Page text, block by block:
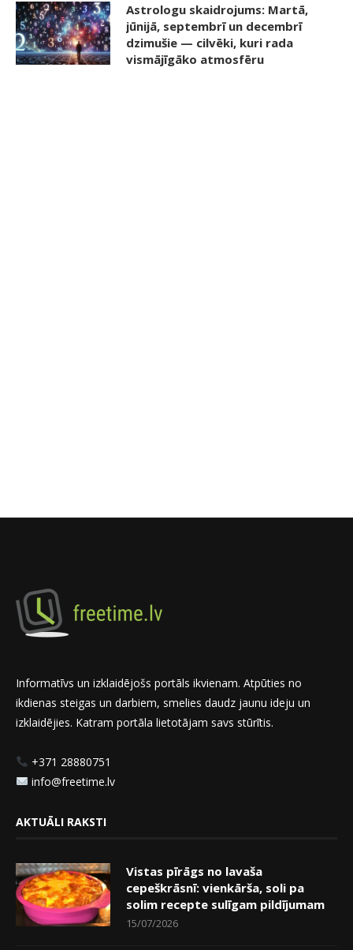
Astrologu skaidrojums: Martā,
jūnijā, septembrī un decembrī
dzimušie — cilvēki, kuri rada
vismājīgāko atmosfēru
Informatīvs un izklaidējošs portāls ikvienam. Atpūties no
ikdienas steigas un darbiem, smelies daudz jaunu ideju un
izklaidējies. Katram portāla lietotājam savs stūrītis.
+371 28880751
info@freetime.lv
AKTUĀLI RAKSTI
Vistas pīrāgs no lavaša
cepeškrāsnī: vienkārša, soli pa
solim recepte sulīgam pildījumam
15/07/2026